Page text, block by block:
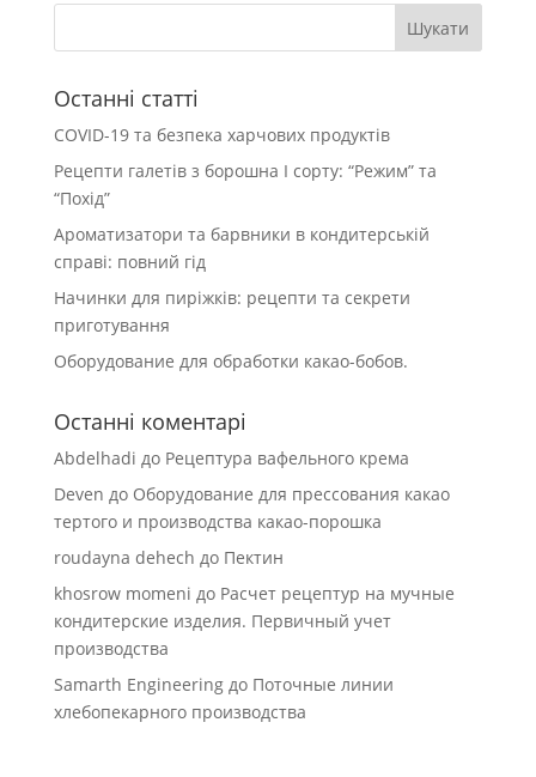
Останні статті
COVID-19 та безпека харчових продуктів
Рецепти галетів з борошна І сорту: “Режим” та
“Похід”
Ароматизатори та барвники в кондитерській
справі: повний гід
Начинки для пиріжків: рецепти та секрети
приготування
Оборудование для обработки какао-бобов.
Останні коментарі
Abdelhadi до Рецептура вафельного крема
Deven до Оборудование для прессования какао
тертого и производства какао-порошка
roudayna dehech до Пектин
khosrow momeni до Расчет рецептур на мучные
кондитерские изделия. Первичный учет
производства
Samarth Engineeringдо Поточные линии
хлебопекарного производства